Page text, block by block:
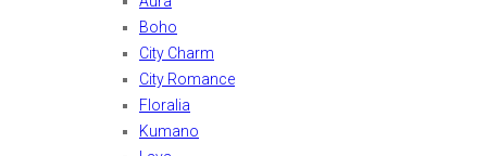
Boho
City Charm
City Romance
Floralia
Kumano